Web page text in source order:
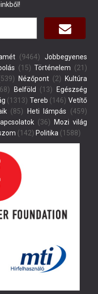
(9464)
Jobbegyenes
(15) Történelem (21)
Nézőpont(2)
Kultúra
Belföld (13)
Egészség
(1313) Tereb (146) Vetítő
(85) Heti lámpás (459)
(36)
Mozi világ
(142) Politika (1588)